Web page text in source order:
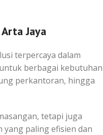
Jaya
terpercaya dalam
untuk berbagai kebutuhan
perkantoran, hingga
tetapi juga
yang paling efisien dan